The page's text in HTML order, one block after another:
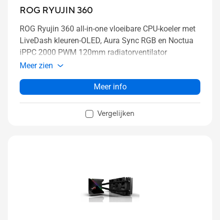
ROG RYUJIN 360
ROG Ryujin 360 all-in-one vloeibare CPU-koeler met
LiveDash kleuren-OLED, Aura Sync RGB en Noctua
iPPC 2000 PWM 120mm radiatorventilator
Meer zien
Meer info
Vergelijken